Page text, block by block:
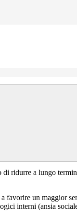
di ridurre a lungo
favorire un maggior
interni (ansia